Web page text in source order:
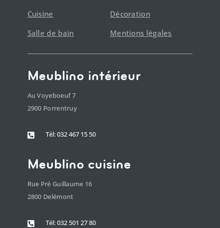
Cuisine
Salle de bain
Décoration
Mentions légales
Meublino intérieur
Au Voyeboeuf 7
2900 Porrentruy
 Tél: 032 467 15 50
Meublino cuisine
Rue Pré Guillaume 16
2800 Delémont
 Tél: 032 501 27 80